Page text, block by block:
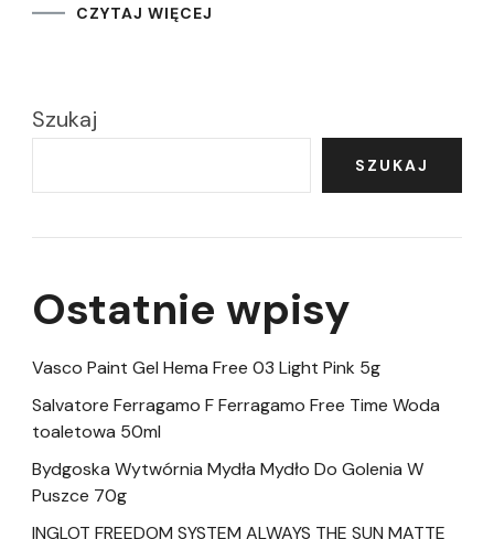
CZYTAJ WIĘCEJ
Szukaj
SZUKAJ
Ostatnie wpisy
Vasco Paint Gel Hema Free 03 Light Pink 5g
Salvatore Ferragamo F Ferragamo Free Time Woda
toaletowa 50ml
Bydgoska Wytwórnia Mydła Mydło Do Golenia W
Puszce 70g
INGLOT FREEDOM SYSTEM ALWAYS THE SUN MATTE